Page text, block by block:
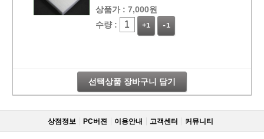
페이코 라이
구매
상품가 : 7,000원
수량 :
+1 -1
선택상품 장바구니 담기
상점정보 PC버젼 이용안내 고객센터 커뮤니티